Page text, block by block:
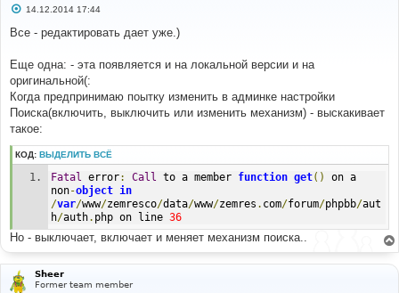
С
о
б
е
н
и
е
14.12.2014 17:44
Все - редактировать дает уже.)
Еще одна: - эта появляется и на локальной версии и на
оригинальной(:
Когда предпринимаю поытку изменить в админке настройки
Поиска(включить, выключить или изменить механизм) - выскакивает
такое:
КОД: ВЫДЕЛИТЬ ВСЁ
Fatal error: Call to a member function get()
on a
non-object in
/var/www/zemresco/data/www/zemres . com/forum/phpbb/aut
h/auth. php on line 36
Но - выключает, включает и меняет механизм поиска..
Sheer
Former team member